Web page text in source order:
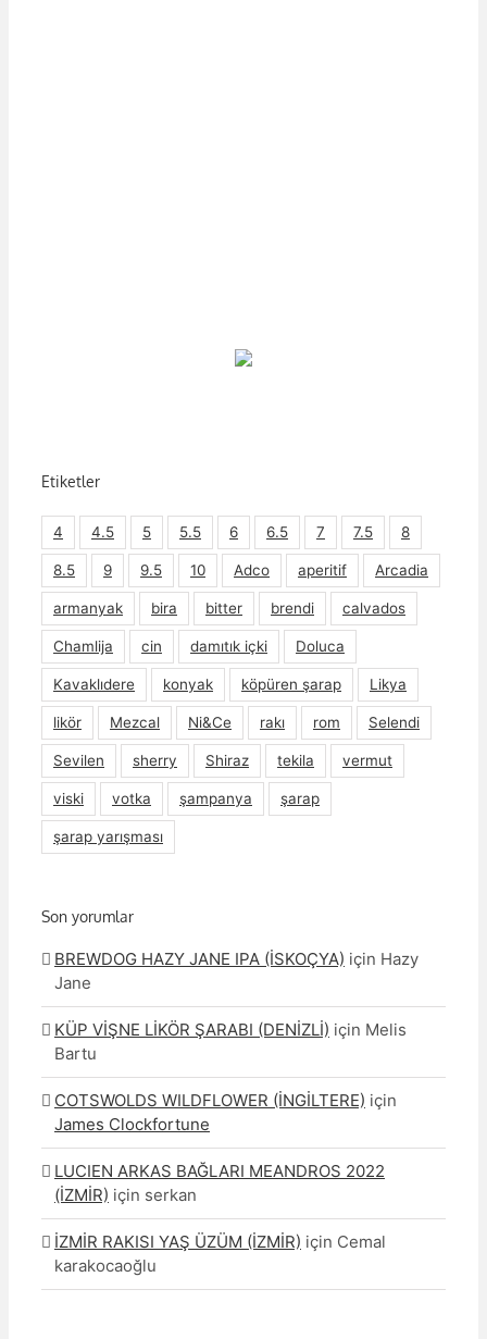
Etiketler
4 4.5 5 5.5 6 6.5 7 7.5 8
8.5 9 9.5 10 Adco aperitif Arcadia
armanyak bira bitter brendi calvados
Chamlija cin damıtık içki Doluca
Kavaklıdere konyak köpüren şarap Likya
likör Mezcal Ni&Ce rakı rom Selendi
Sevilen sherry Shiraz tekila vermut
viski votka şampanya şarap
şarap yarışması
Son yorumlar
BREWDOG HAZY JANE IPA (İSKOÇYA) için Hazy
Jane
KÜP VİŞNE LİKÖR ŞARABI (DENİZLİ) için Melis
Bartu
COTSWOLDS WILDFLOWER (İNGİLTERE) için
James Clockfortune
LUCIEN ARKAS BAĞLARI MEANDROS 2022
(İZMİR) için serkan
İZMİR RAKISI YAŞ ÜZÜM (İZMİR) için Cemal
karakocaoğlu